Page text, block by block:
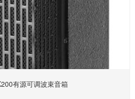
有源可调波束音箱